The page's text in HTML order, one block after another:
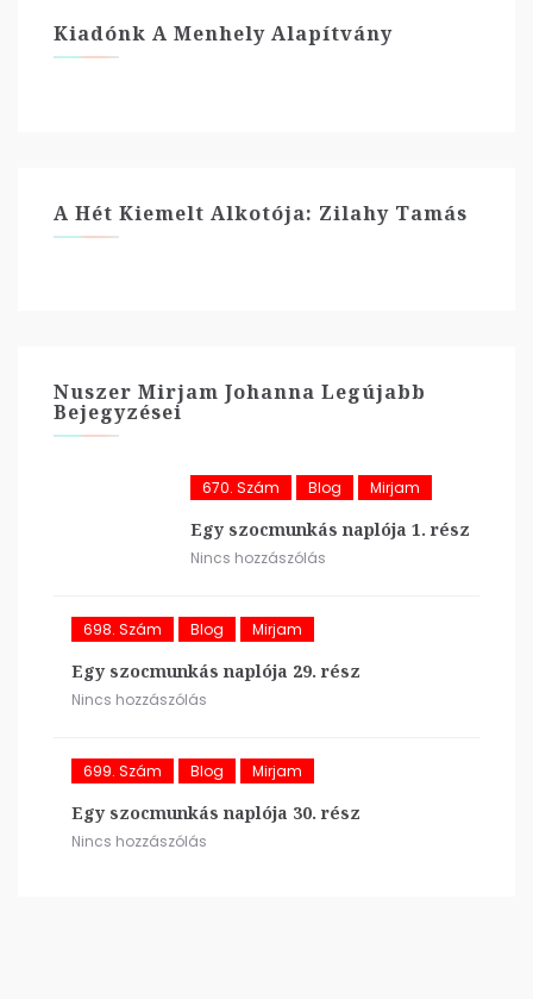
Kiadónk A Menhely Alapítvány
A Hét Kiemelt Alkotója: Zilahy Tamás
Nuszer Mirjam Johanna Legújabb
Bejegyzései
670. Szám Blog Mirjam
Egy szocmunkás naplója 1. rész
Nincs hozzászólás
698. Szám Blog Mirjam
Egy szocmunkás naplója 29. rész
Nincs hozzászólás
699. Szám Blog Mirjam
Egy szocmunkás naplója 30. rész
Nincs hozzászólás